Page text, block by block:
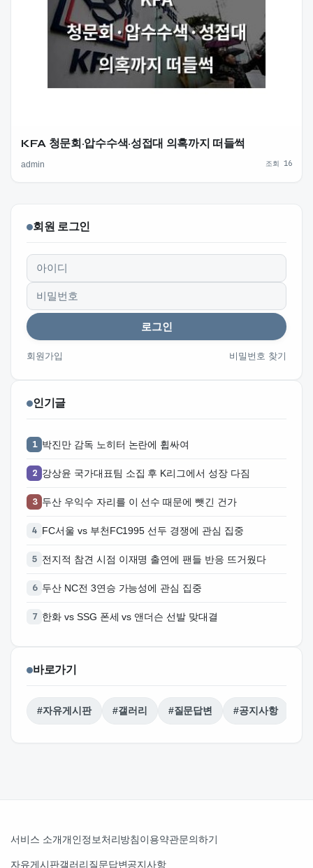
KFA 청문회·압수수색·성접대 의혹까지 떠들썩
admin 조회 16
회원 로그인
아이디
비밀번호
로그인
회원가입 비밀번호 찾기
인기글
박진만 감독 노히터 논란에 휩싸여
강상윤 국가대표팀 소집 후 K리그에서 성장 다짐
두산 우익수 자리를 이 선수 때문에 뺏긴 건가
FC서울 vs 부천FC1995 선두 경쟁에 관심 집중
전지적 참견 시점 이재명 출연에 팬들 반응 뜨거웠다
두산 NC전 3연승 가능성에 관심 집중
한화 vs SSG 폰세 vs 앤더슨 선발 맞대결
바로가기
#자유게시판 #갤러리 #질문답변 #공지사항
서비스 소개개인정보처리방침이용약관문의하기
자유게시판갤러리질문답변공지사항